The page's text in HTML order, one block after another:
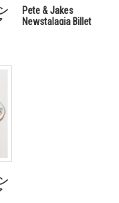
Pete & Jakes
Newstalagia Billet